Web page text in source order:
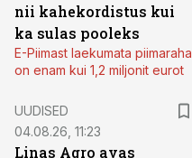
nii kahekordistus kui
ka sulas pooleks
E-Piimast laekumata piimaraha
on enam kui 1,2 miljonit eurot
UUDISED
04.08.26, 11:23
Linas Agro avas